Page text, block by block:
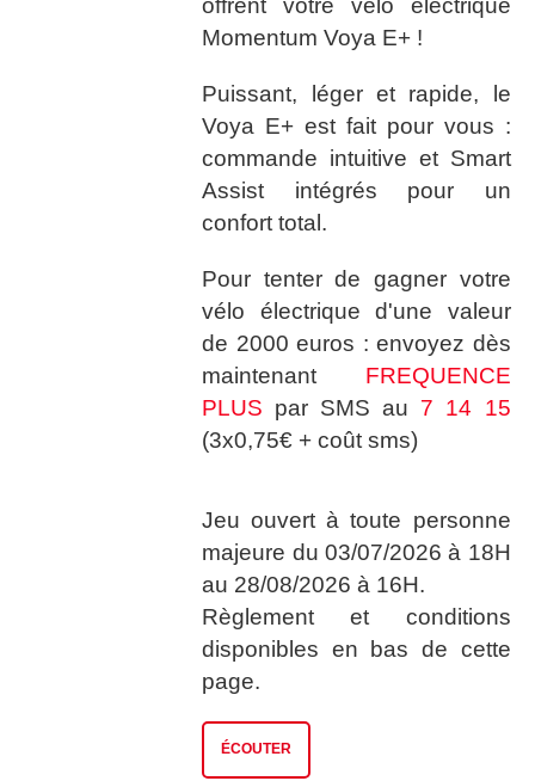
offrent votre vélo électrique
Momentum Voya E+ !
Puissant, léger et rapide, le
Voya E+ est fait pour vous :
commande intuitive et Smart
Assist intégrés pour un
confort total.
Pour tenter de gagner votre
vélo électrique d'une valeur
de 2000 euros : envoyez dès
maintenant FREQUENCE
PLUS par SMS au 7 14 15
(3x0,75€ + coût sms)
Jeu ouvert à toute personne
majeure du 03/07/2026 à 18H
au 28/08/2026 à 16H.
Règlement et conditions
disponibles en bas de cette
page.
ÉCOUTER